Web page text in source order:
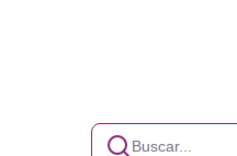
Buscar...